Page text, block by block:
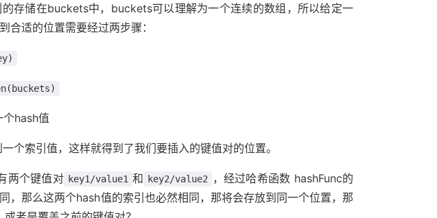
存储在buckets中，buckets可以理解为一个连续的数组，所以给定一
适的位置需要经过两步骤：
hash值
个索引值，这样就得到了我们要插入的键值对的位置。
两个键值对 key1/value1 和 key2/value2
，经过哈希函数 hashFunc的
，那么这两个hash值的索引也必然相同，那将会存放到同一个位置，那